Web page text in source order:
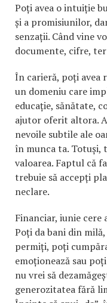
Poți avea o intuiție
și a promisiunilor,
senzații. Când vine
documente, cifre,
În carieră, poți avea
un domeniu care
educație, sănătate,
ajutor oferit altora.
nevoile subtile ale
în munca ta. Totuși,
valoarea. Faptul că
trebuie să accepți
neclare.
Financiar, iunie
Poți da bani din
permiți, poți
emoționează sau
nu vrei să
generozitatea fără